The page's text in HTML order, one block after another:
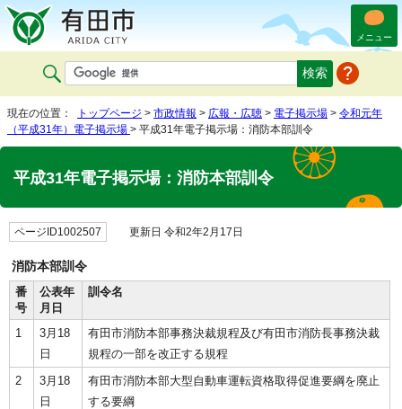
メニュー
現在の位置： トップページ > 市政情報 > 広報・広聴 > 電子掲示場 > 令和元年
（平成31年）電子掲示場 > 平成31年電子掲示場：消防本部訓令
平成31年電子掲示場：消防本部訓令
ページID1002507 更新日 令和2年2月17日
消防本部訓令
番
号
公表年
月日
訓令名
1
3月18
日
有田市消防本部事務決裁規程及び有田市消防長事務決裁
規程の一部を改正する規程
2
3月18
日
有田市消防本部大型自動車運転資格取得促進要綱を廃止
する要綱